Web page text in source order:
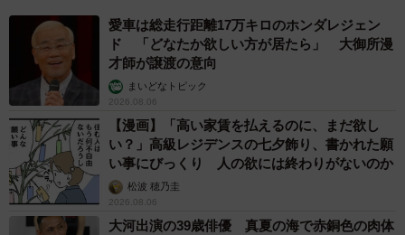
愛車は総走行距離17万キロのホンダレジェン
ド 「どなたか欲しい方が居たら」 大御所漫
才師が譲渡の意向
まいどなトピック
2026.08.06
【漫画】「高い家賃を払えるのに、まだ欲し
い？」高級レジデンスの七夕飾り、書かれた願
い事にびっくり 人の欲には終わりがないのか
松波 穂乃圭
2026.08.06
大河出演の39歳俳優 真夏の海で赤銅色の肉体